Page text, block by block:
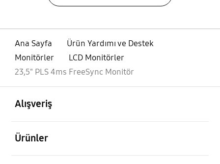
Ana Sayfa
Ürün Yardımı ve Destek
Monitörler
LCD Monitörler
23,5" PLS 4ms FreeSync Monitör
Alışveriş
Ürünler